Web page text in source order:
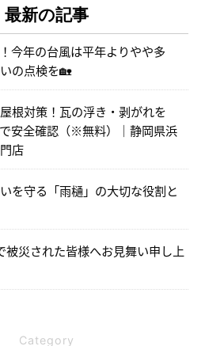
最新の記事
今年の台風は平年よりやや多
の点検を🏡
根対策！瓦の浮き・剥がれを
で安全確認（※無料）｜静岡県浜
店
を守る「雨樋」の大切な役割と
被災された皆様へお見舞い申し上
Category